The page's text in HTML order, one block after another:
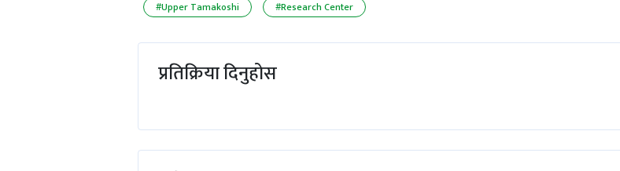
#Upper Tamakoshi #Research Center
प्रतिक्रिया दिनुहोस